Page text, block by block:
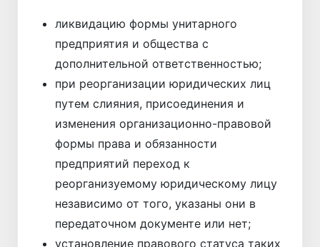
ликвидацию формы унитарного
предприятия и общества с
дополнительной ответственностью;
при реорганизации юридических лиц
путем слияния, присоединения и
изменения организационно-правовой
формы права и обязанности
предприятий переход к
реорганизуемому юридическому лицу
независимо от того, указаны они в
передаточном документе или нет;
установление правового статуса таких